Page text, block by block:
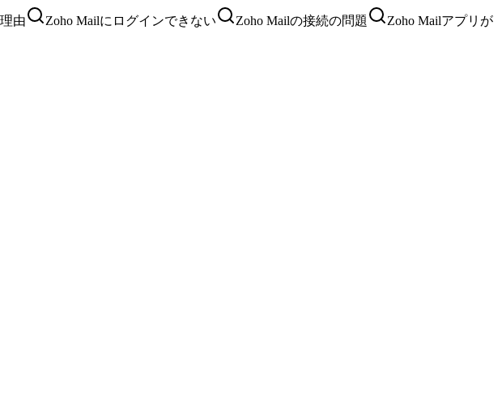
由 Zoho Mailにログインできない Zoho Mailの接続の問題
Zoho Mailアプリが